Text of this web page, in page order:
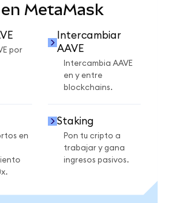
MetaMask
por
Intercambiar
AAVE
Intercambia AAVE
en y entre
blockchains.
en
Staking
Pon tu cripto a
trabajar y gana
ingresos pasivos.